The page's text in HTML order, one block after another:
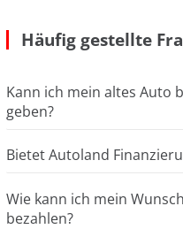
Häufig gestellte
Kann ich mein altes Auto
geben?
Bietet Autoland
Wie kann ich mein
bezahlen?